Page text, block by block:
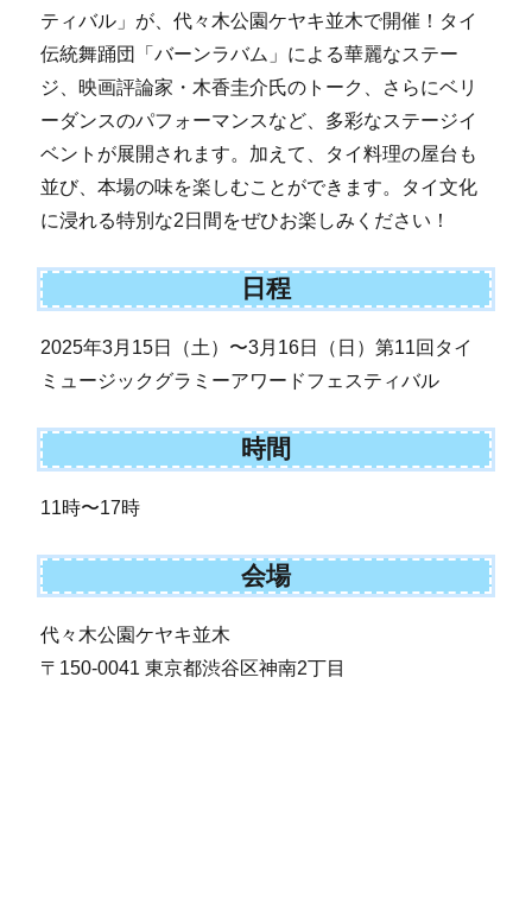
ティバル」が、代々木公園ケヤキ並木で開催！タイ
伝統舞踊団「バーンラバム」による華麗なステー
ジ、映画評論家・木香圭介氏のトーク、さらにベリ
ーダンスのパフォーマンスなど、多彩なステージイ
ベントが展開されます。加えて、タイ料理の屋台も
並び、本場の味を楽しむことができます。タイ文化
に浸れる特別な2日間をぜひお楽しみください！
日程
2025年3月15日（土）〜3月16日（日）第11回タイ
ミュージックグラミーアワードフェスティバル
時間
11時〜17時
会場
代々木公園ケヤキ並木
〒150-0041 東京都渋谷区神南2丁目